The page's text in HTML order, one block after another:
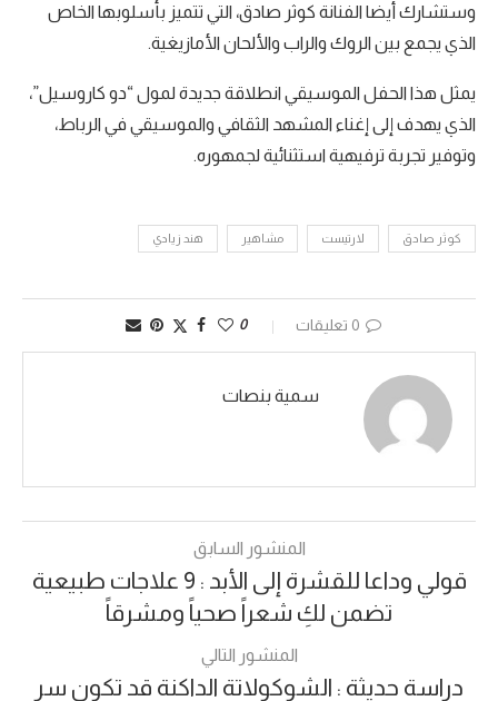
وستشارك أيضا الفنانة كوثر صادق، التي تتميز بأسلوبها الخاص
الذي يجمع بين الروك والراب والألحان الأمازيغية.
يمثل هذا الحفل الموسيقي انطلاقة جديدة لمول “دو كاروسيل”،
الذي يهدف إلى إغناء المشهد الثقافي والموسيقي في الرباط،
وتوفير تجربة ترفيهية استثنائية لجمهوره.
كوثر صادق لارتيست مشاهير هند زيادي
0 تعليقات 0
سمية بنصات
المنشور السابق
قولي وداعا للقشرة إلى الأبد : 9 علاجات طبيعية
تضمن لكِ شعراً صحياً ومشرقاً
المنشور التالي
دراسة حديثة : الشوكولاتة الداكنة قد تكون سر